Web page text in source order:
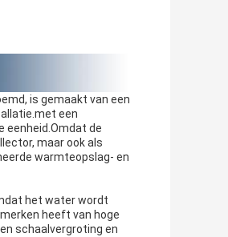
is gemaakt van een
een
eenheid.Omdat de
maar ook als
warmteopslag- en
het water wordt
heeft van hoge
schaalvergroting en